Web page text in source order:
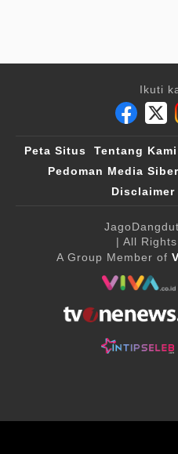
Ikuti
Peta Situs Tentang Kami
Pedoman Media Siber
Disclaimer
| All
A Group Member of